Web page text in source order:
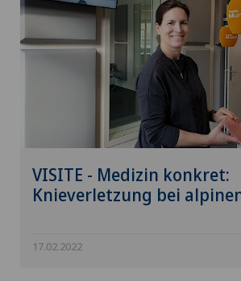
VISITE - Medizin konkret:
Knieverletzung bei
17.02.2022